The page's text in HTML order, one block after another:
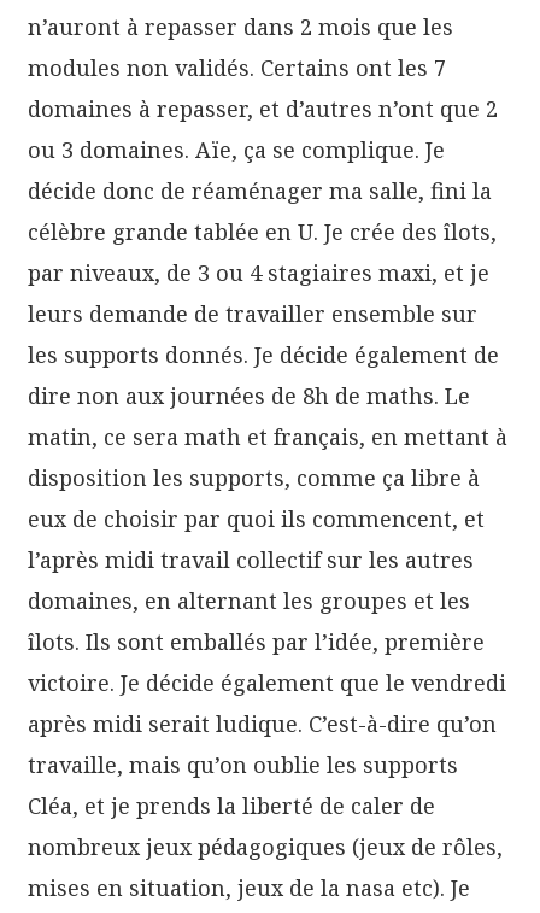
n’auront à repasser dans 2 mois que les
modules non validés. Certains ont les 7
domaines à repasser, et d’autres n’ont que 2
ou 3 domaines. Aïe, ça se complique. Je
décide donc de réaménager ma salle, fini la
célèbre grande tablée en U. Je crée des îlots,
par niveaux, de 3 ou 4 stagiaires maxi, et je
leurs demande de travailler ensemble sur
les supports donnés. Je décide également de
dire non aux journées de 8h de maths. Le
matin, ce sera math et français, en mettant à
disposition les supports, comme ça libre à
eux de choisir par quoi ils commencent, et
l’après midi travail collectif sur les autres
domaines, en alternant les groupes et les
îlots. Ils sont emballés par l’idée, première
victoire. Je décide également que le vendredi
après midi serait ludique. C’est-à-dire qu’on
travaille, mais qu’on oublie les supports
Cléa, et je prends la liberté de caler de
nombreux jeux pédagogiques (jeux de rôles,
mises en situation, jeux de la nasa etc). Je